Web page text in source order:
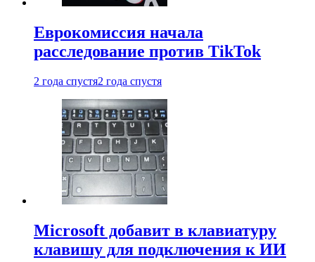
Еврокомиссия начала
расследование против TikTok
2 года спустя2 года спустя
Microsoft добавит в клавиатуру
клавишу для подключения к ИИ